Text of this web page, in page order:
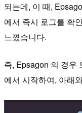
되는데, 이 때,
에서 즉시 로그를 확
느꼈습니다.
즉, Epsagon 의 경우
에서 시작하여, 아래